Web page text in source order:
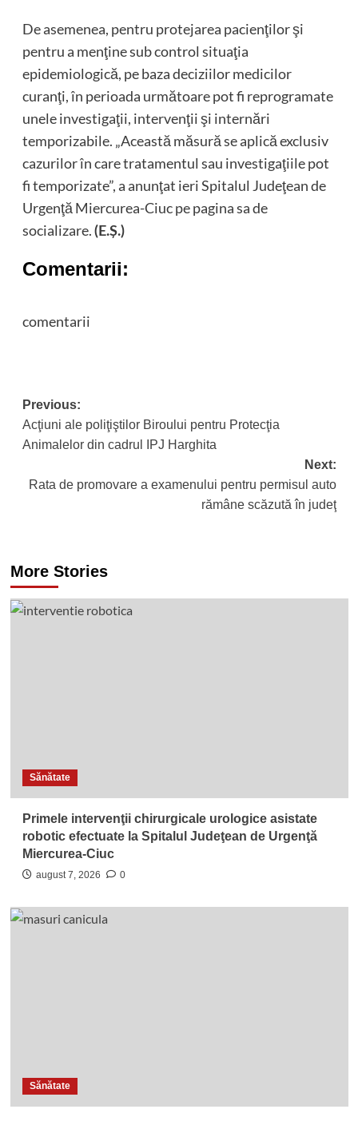
De asemenea, pentru protejarea pacienţilor şi
pentru a menţine sub control situaţia
epidemiologică, pe baza deciziilor medicilor
curanţi, în perioada următoare pot fi reprogramate
unele investigaţii, intervenţii şi internări
temporizabile. „Această măsură se aplică exclusiv
cazurilor în care tratamentul sau investigaţiile pot
fi temporizate”, a anunţat ieri Spitalul Judeţean de
Urgenţă Miercurea-Ciuc pe pagina sa de
socializare. (E.Ş.)
Comentarii:
comentarii
Post
navigation
Previous:
Acţiuni ale poliţiştilor Biroului pentru Protecţia
Animalelor din cadrul IPJ Harghita
Next:
Rata de promovare a examenului pentru permisul auto
rămâne scăzută în judeţ
More Stories
Sănătate
Primele intervenţii chirurgicale urologice asistate
robotic efectuate la Spitalul Judeţean de Urgenţă
Miercurea-Ciuc
august 7, 2026 0
Sănătate